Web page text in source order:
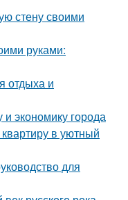
стену своими
руками:
отдыха и
и экономику города
в уютный
для